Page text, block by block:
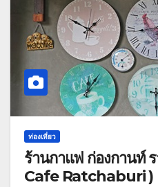
ท่องเที่ยว
ร้านกาแฟ ก่องกานท์
Cafe Ratchaburi )